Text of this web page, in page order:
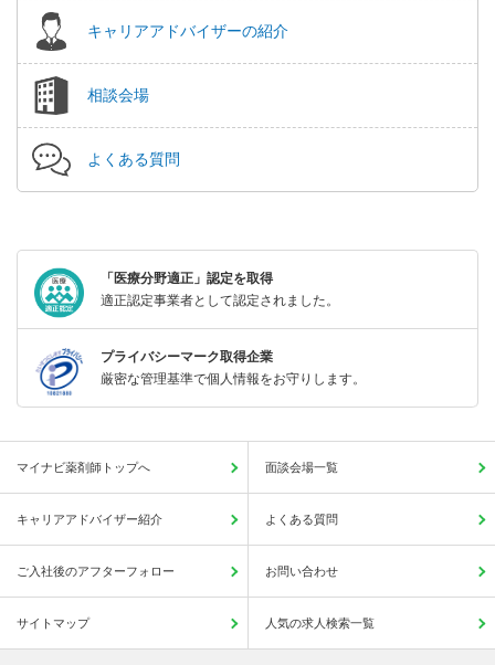
キャリアアドバイザーの紹介
相談会場
よくある質問
「医療分野適正」認定を取得
適正認定事業者として認定されました。
プライバシーマーク取得企業
厳密な管理基準で個人情報をお守りします。
マイナビ薬剤師トップへ 面談会場一覧
キャリアアドバイザー紹介 よくある質問
ご入社後のアフターフォロー お問い合わせ
サイトマップ 人気の求人検索一覧